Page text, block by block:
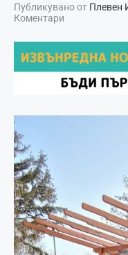
Публикувано от Плевен
Коментари